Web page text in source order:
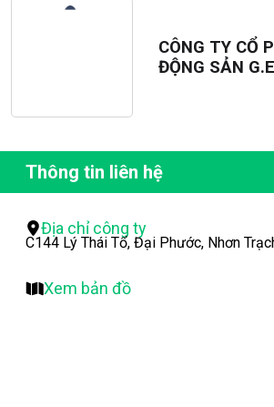
CÔNG TY CỔ
ĐỘNG SẢN
Thông tin liên hệ
Địa chỉ công ty
C144 Lý Thái Tổ, Đại Phước, Nhơn
Xem bản đồ